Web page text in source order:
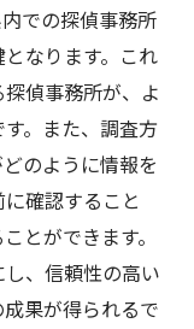
での探偵事務所
なります。これ
偵事務所が、よ
。また、調査方
のように情報を
確認すること
とができます。
、信頼性の高い
果が得られるで